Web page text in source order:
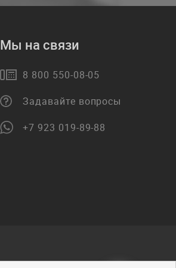
Мы на связи
8 800 550-08-05
Задавайте вопросы
+7 923 019-89-88